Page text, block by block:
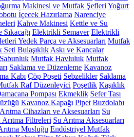
Makinesi ve Mutfak Şefleri Yoğurt
İçecek Hazırlama Narenciye
Kahve Makinesi Kettle ve Su
Elektrikli Semaver Elektrikli
Yedek Parça ve Aksesuarları Mutfak
Seti Bulaşıklık Askı ve Kancalar
Mutfak Havluluk Mutfak
Saklama ve Düzenleme Kavanoz
Kabı Çöp Poşeti Sebzelikler Saklama
Raf Düzenleyici Poşetlik Kaşıklık
Pompası Ekmeklik Sefer Tası
Kavanoz Kapağı Pipet Buzdolabı
Cihazları ve Aksesuarları Su
Arıtma Filtreleri Su Arıtma Aksesuarları
Musluğu Endüstriyel Mutfak